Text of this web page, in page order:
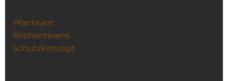
Pfarrteam
Kirchenteams
Schutzkonzept